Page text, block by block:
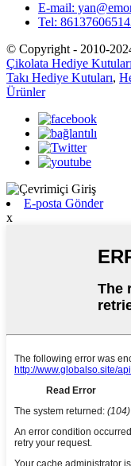
E-mail:
Tel:
© Copyright - 2010-
Çikolata Hediye Kutuları
Takı Hediye Kutuları,
Ürünler
E-posta Gönder
x